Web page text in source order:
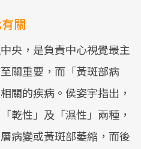
關
央，是負責中心視覺最主
關重要，而「黃斑部病
關的疾病。侯姿宇指出，
乾性」及「濕性」兩種，
病變或黃斑部萎縮，而後